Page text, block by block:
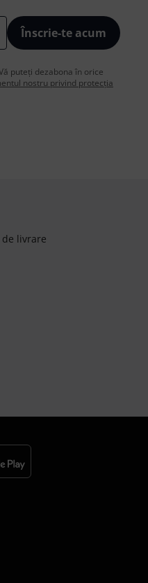
Înscrie-te acum
puteți dezabona în orice
nostru privind protecția
livrare